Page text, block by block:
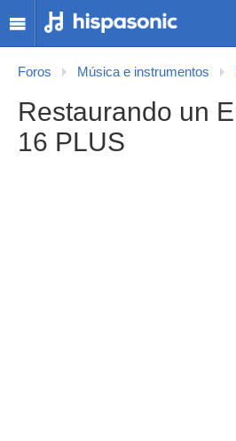
Foros Música e instrumentos
Restaurando un
16 PLUS